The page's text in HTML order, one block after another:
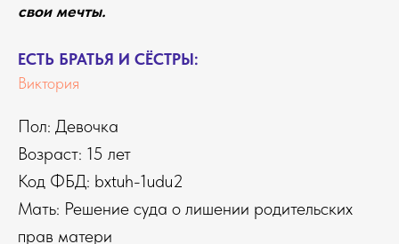
свои мечты.
ЕСТЬ БРАТЬЯ И СЁСТРЫ:
Виктория
Пол: Девочка
Возраст: 15 лет
Код ФБД: bxtuh-1udu2
Мать: Решение суда о лишении родительских
прав матери